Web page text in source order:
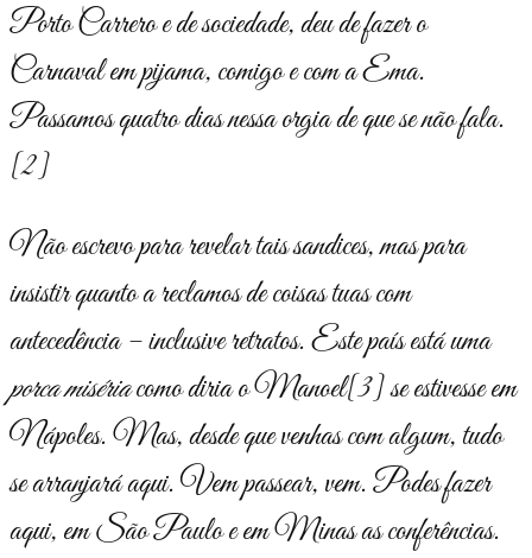
Porto Carrero e de sociedade, deu de fazer o
Carnaval em pijama, comigo e com a Ema.
Passamos quatro dias nessa orgia de que se não fala.
[2]
Não escrevo para revelar tais sandices, mas para
insistir quanto a reclamos de coisas tuas com
antecedência – inclusive retratos. Este país está uma
porca misériacomo diria o Manoel[3]se estivesse em
Nápoles. Mas, desde que venhas com algum, tudo
se arranjará aqui. Vem passear, vem. Podes fazer
aqui, em São Paulo e em Minas as conferências.